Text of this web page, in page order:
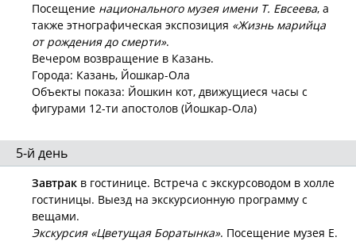
Посещение национального музея имени Т. Евсеева, а
также этнографическая экспозиция «Жизнь марийца
от рождения до смерти».
Вечером возвращение в Казань.
Города: Казань, Йошкар-Ола
Объекты показа: Йошкин кот, движущиеся часы с
фигурами 12-ти апостолов (Йошкар-Ола)
5-й день
Завтрак в гостинице. Встреча с экскурсоводом в холле
гостиницы. Выезд на экскурсионную программу с
вещами.
Экскурсия «Цветущая Боратынка». Посещение музея Е.